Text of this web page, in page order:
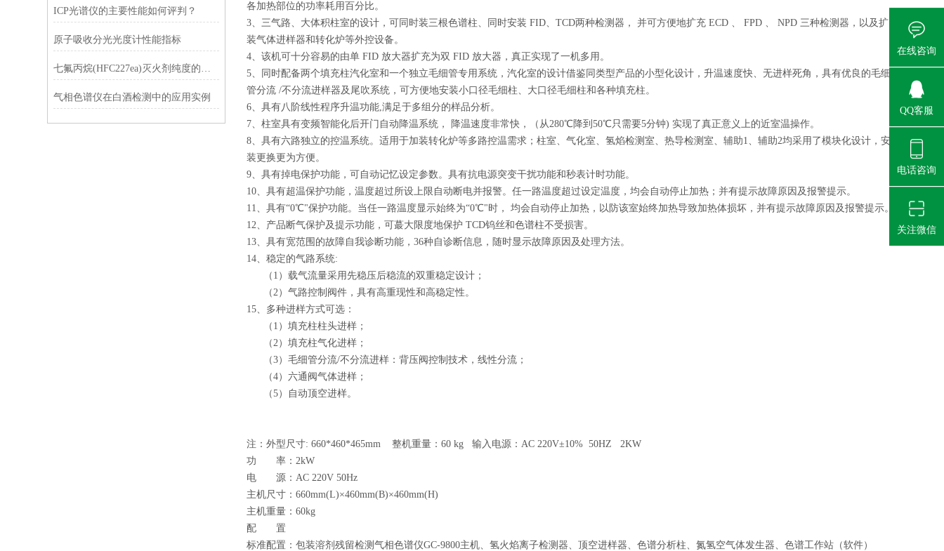
ICP光谱仪的主要性能如何评判？
原子吸收分光光度计性能指标
七氟丙烷(HFC227ea)灭火剂纯度的气相色谱分析
气相色谱仪在白酒检测中的应用实例
各加热部位的功率耗用百分比。
3、三气路、大体积柱室的设计，可同时装三根色谱柱、同时安装 FID、TCD两种检测器， 并可方便地扩充 ECD 、 FPD 、 NPD 三种检测器，以及扩
装气体进样器和转化炉等外控设备。
4、该机可十分容易的由单 FID 放大器扩充为双 FID 放大器，真正实现了一机多用。
5、同时配备两个填充柱汽化室和一个独立毛细管专用系统，汽化室的设计借鉴同类型产品的小型化设计，升温速度快、无进样死角，具有优良的毛细
管分流 /不分流进样器及尾吹系统，可方便地安装小口径毛细柱、大口径毛细柱和各种填充柱。
6、具有八阶线性程序升温功能,满足于多组分的样品分析。
7、柱室具有变频智能化后开门自动降温系统， 降温速度非常快，（从280℃降到50℃只需要5分钟) 实现了真正意义上的近室温操作。
8、具有六路独立的控温系统。适用于加装转化炉等多路控温需求；柱室、气化室、氢焰检测室、热导检测室、辅助1、辅助2均采用了模块化设计，安
装更换更为方便。
9、具有掉电保护功能，可自动记忆设定参数。具有抗电源突变干扰功能和秒表计时功能。
10、具有超温保护功能，温度超过所设上限自动断电并报警。任一路温度超过设定温度，均会自动停止加热；并有提示故障原因及报警提示。
11、具有“0℃"保护功能。当任一路温度显示始终为“0℃"时， 均会自动停止加热，以防该室始终加热导致加热体损坏，并有提示故障原因及报警提示。
12、产品断气保护及提示功能，可蕞大限度地保护 TCD钨丝和色谱柱不受损害。
13、具有宽范围的故障自我诊断功能，36种自诊断信息，随时显示故障原因及处理方法。
14、稳定的气路系统:
（1）载气流量采用先稳压后稳流的双重稳定设计；
（2）气路控制阀件，具有高重现性和高稳定性。
15、多种进样方式可选：
（1）填充柱柱头进样；
（2）填充柱气化进样；
（3）毛细管分流/不分流进样：背压阀控制技术，线性分流；
（4）六通阀气体进样；
（5）自动顶空进样。
注：外型尺寸: 660*460*465mm 整机重量：60 kg 输入电源：AC 220V±10% 50HZ 2KW
功 率：2kW
电 源：AC 220V 50Hz
主机尺寸：660mm(L)×460mm(B)×460mm(H)
主机重量：60kg
配 置
标准配置：包装溶剂残留检测气相色谱仪GC-9800主机、氢火焰离子检测器、顶空进样器、色谱分析柱、氮氢空气体发生器、色谱工作站（软件）
在线咨询
QQ客服
电话咨询
关注微信